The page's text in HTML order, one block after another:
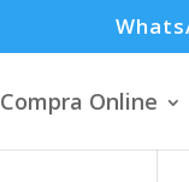
Compra Online